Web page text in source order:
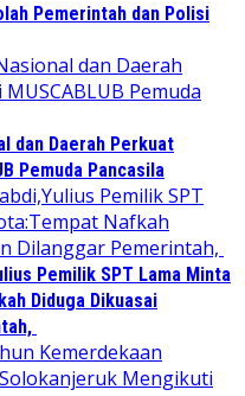
Pemerintah dan Polisi
dan Daerah Perkuat
Pemuda Pancasila
Pemilik SPT Lama Minta
Diduga Dikuasai